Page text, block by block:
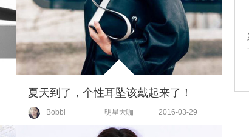
夏天到了，个性耳坠该戴起来了！
Bobbi 明星大咖 2016-03-29